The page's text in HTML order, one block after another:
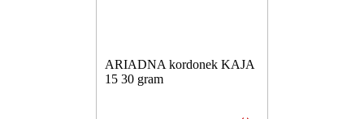
ARIADNA kordonek KAJA
15 30 gram